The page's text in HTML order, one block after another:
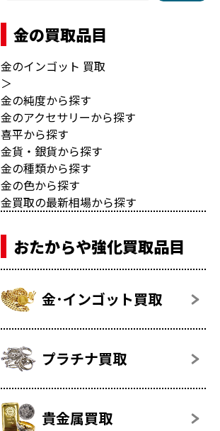
金の買取品目
金のインゴット 買取
＞
金の純度から探す
金のアクセサリーから探す
喜平から探す
金貨・銀貨から探す
金の種類から探す
金の色から探す
金買取の最新相場から探す
おたからや強化買取品目
金･インゴット買取
プラチナ買取
貴金属買取